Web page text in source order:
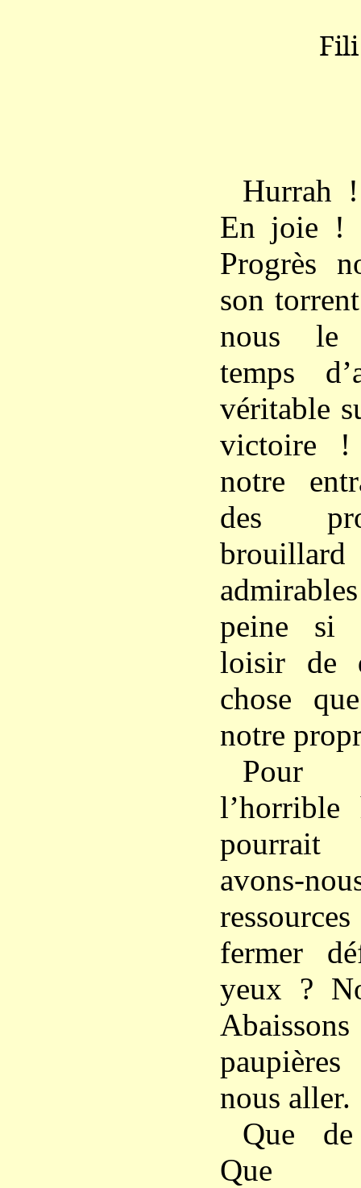
Hurrah
En joie !
Progrès
son
nous le
temps
véritable
victoire
notre
des
peine si
loisir de
chose
notre
Pour
l’horrible
pourrait
avons-
fermer
yeux ?
nous aller.
Que
Que